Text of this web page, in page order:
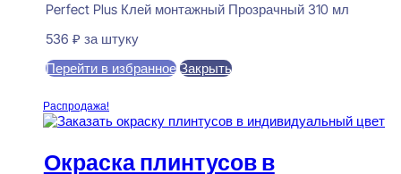
Perfect Plus Клей монтажный Прозрачный 310 мл
536 ₽ за штуку
Перейти в избранное Закрыть
Распродажа!
Окраска плинтусов в